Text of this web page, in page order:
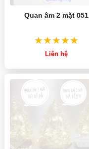
Quan âm 2 mặt 051
Liên hệ